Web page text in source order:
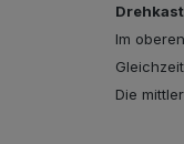
Im
Die